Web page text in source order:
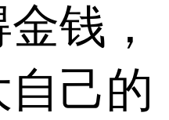
钱，
己的